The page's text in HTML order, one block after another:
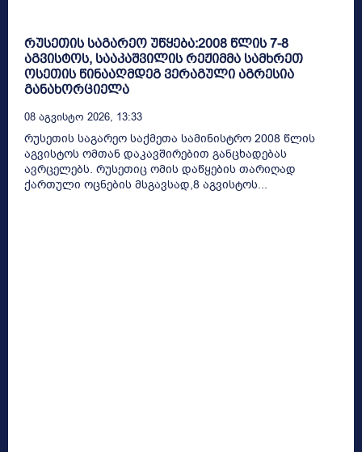
რუსეთის საგარეო უწყება:2008 წლის 7-8
აგვისტოს, სააკაშვილის რეჟიმმა სამხრეთ
ოსეთის წინააღმდეგ ვერაგული აგრესია
განახორციელა
08 Აგვისტო 2026, 13:33
რუსეთის საგარეო საქმეთა სამინისტრო 2008 წლის
აგვისტოს ომთან დაკავშირებით განცხადებას
ავრცელებს. რუსეთიც ომის დაწყების თარიღად
ქართული ოცნების მსგავსად,8 აგვისტოს...